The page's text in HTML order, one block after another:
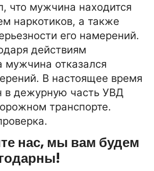
что мужчина находится
наркотиков, а также
его намерений.
действиям
мужчина отказался
В настоящее время
в дежурную часть УВД
транспорте.
нас, мы вам будем